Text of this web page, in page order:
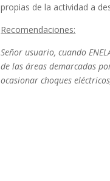
propias de la actividad a
Recomendaciones:
Señor usuario, cuando
de las áreas demarcadas
ocasionar choques